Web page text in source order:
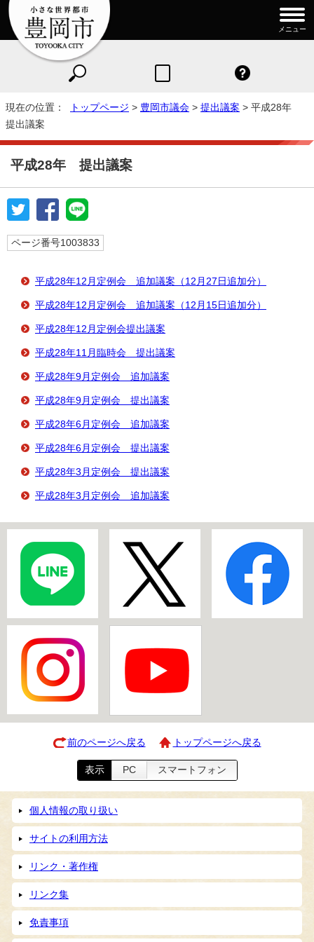
メニュー
現在の位置： トップページ > 豊岡市議会 > 提出議案 > 平成28年
提出議案
平成28年 提出議案
ページ番号1003833
平成28年12月定例会 追加議案（12月27日追加分）
平成28年12月定例会 追加議案（12月15日追加分）
平成28年12月定例会提出議案
平成28年11月臨時会 提出議案
平成28年9月定例会 追加議案
平成28年9月定例会 提出議案
平成28年6月定例会 追加議案
平成28年6月定例会 提出議案
平成28年3月定例会 提出議案
平成28年3月定例会 追加議案
前のページへ戻る トップページへ戻る
表示 PC スマートフォン
個人情報の取り扱い
サイトの利用方法
リンク・著作権
リンク集
免責事項